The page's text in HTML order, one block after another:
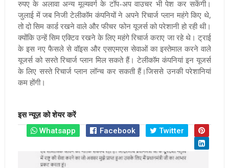
रुपए के अलावा अन्य मूल्यवर्ग के टॉप-अप वाउचर भी पेश कर सकेंगी।
जुलाई में जब निजी टेलीकॉम कंपनियों ने अपने रिचार्ज प्लान महंगे किए थे,
तो दो सिम कार्ड रखने वाले और फीचर फोन यूजर्स को परेशानी हो रही थी।
क्योंकि उन्हें सिम एक्टिव रखने के लिए महंगे रिचार्ज कराए जा रहे थे। ट्राई
के इस नए फैसले से वॉइस और एसएमएस सेवाओं का इस्तेमाल करने वाले
यूजर्स को सस्ते रिचार्ज प्लान मिल सकते हैं। टेलीकॉम कंपनियां इन यूजर्स
के लिए सस्ते रिचार्ज प्लान लॉन्च कर सकती हैं।जिससे उनकी परेशानियां
कम होंगी।
इस न्यूज़ को शेयर करें
Whatsapp
Facebook Twitter